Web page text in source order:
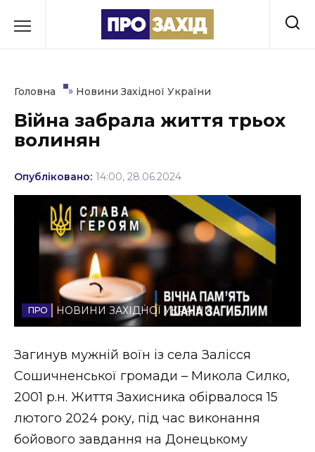
до
Культура
Освіта
Події
Політика
Соціум
Спорт
Стиль життя
Втрачений Ужгород
Втрачений Ужгород (відеоверсія)
Головна » Новини Західної України
Війна забрала життя трьох
волинян
Опубліковано: 14:00, 28.06.2024
НОВИНИ ЗАХІДНОЇ УКРАЇНИ
Загинув мужній воїн із села Залісся
Сошичненської громади – Микола Силко,
2001 р.н. Життя Захисника обірвалося 15
лютого 2024 року, під час виконання
бойового завдання на Донецькому